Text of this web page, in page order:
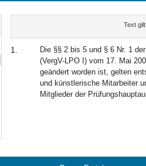
Text
1.
Die §§ 2 bis 5 und § 6 Nr. 1
(VergV-LPO I) vom 17. Mai
geändert worden ist, gelten
und künstlerische Mitarbeiter
Mitglieder der